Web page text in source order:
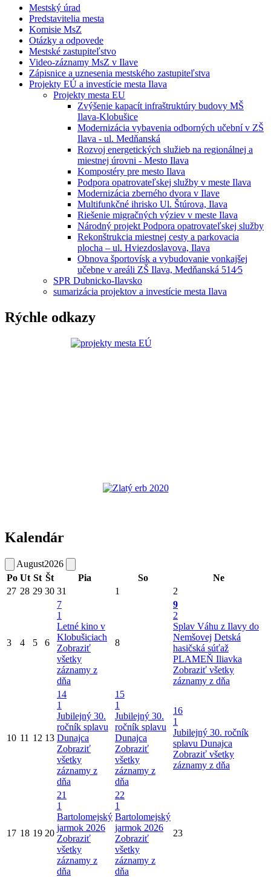
Mestský úrad
Predstavitelia mesta
Komisie MsZ
Otázky a odpovede
Mestské zastupiteľstvo
Video-záznamy MsZ v Ilave
Zápisnice a uznesenia mestského zastupiteľstva
Projekty EÚ a investície mesta Ilava
Projekty mesta EU
Zvýšenie kapacít infraštruktúry budovy MŠ
Ilava-Klobušice
Modernizácia vybavenia odborných učební v ZŠ
Ilava - ul. Medňanská
Rozvoj energetických služieb na regionálnej a
miestnej úrovni - Mesto Ilava
Kompostéry pre mesto Ilava
Podpora opatrovateľskej služby v meste Ilava
Modernizácia zberného dvora v Ilave
Multifunkčné ihrisko Ul. Štúrova, Ilava
Riešenie migračných výziev v meste Ilava
Národný projekt Podpora opatrovateľskej služby
Rekonštrukcia miestnej cesty a parkovacia
plocha – ul. Hviezdoslavova, Ilava
Obnova športovísk a vybudovanie vonkajšej
učebne v areáli ZŠ Ilava, Medňanská 514⁄5
SPR Dubnicko-Ilavsko
sumarizácia projektov a investície mesta Ilava
Rýchle odkazy
Kalendár
August2026
Po Ut St Št Pia So
Ne
27 28 29 30 31 1 2
3 4 5 6
7
1
Letné kino v
Klobušiciach
Zobraziť
všetky
záznamy z
dňa
8
9
2
Splav Váhu z Ilavy do
Nemšovej Detská
hasičská súťaž
PLAMEŇ Iliavka
Zobraziť všetky
záznamy z dňa
10 11 12 13
14
1
Jubilejný 30.
ročník splavu
Dunajca
Zobraziť
všetky
záznamy z
dňa
15
1
Jubilejný 30.
ročník splavu
Dunajca
Zobraziť
všetky
záznamy z
dňa
16
1
Jubilejný 30. ročník
splavu Dunajca
Zobraziť všetky
záznamy z dňa
17 18 19 20
21
1
Bartolomejský
jarmok 2026
Zobraziť
všetky
záznamy z
dňa
22
1
Bartolomejský
jarmok 2026
Zobraziť
všetky
záznamy z
dňa
23